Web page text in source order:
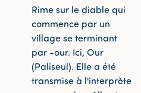
Rime sur le diable qui
commence par un
village se terminant
par -our. Ici, Our
(Paliseul). Elle a été
transmise à l'interprète